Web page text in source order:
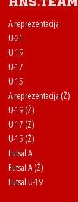
HNS.team
A reprezentacija
U-21
U-19
U-17
U-15
A reprezentacija (Ž)
U-19 (Ž)
U-17 (Ž)
U-15 (Ž)
Futsal A
Futsal A (Ž)
Futsal U-19